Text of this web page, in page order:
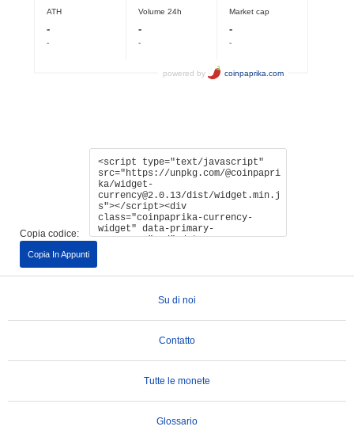
Copia codice:
Copia In Appunti
Su di noi
Contatto
Tutte le monete
Glossario